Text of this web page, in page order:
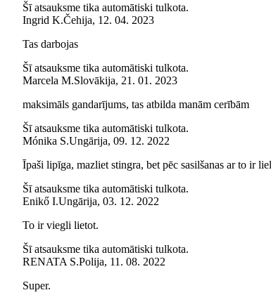
Šī atsauksme tika automātiski tulkota.
Ingrid K.Čehija, 12. 04. 2023
Tas darbojas
Šī atsauksme tika automātiski tulkota.
Marcela M.Slovākija, 21. 01. 2023
maksimāls gandarījums, tas atbilda manām cerībām
Šī atsauksme tika automātiski tulkota.
Mónika S.Ungārija, 09. 12. 2022
Īpaši lipīga, mazliet stingra, bet pēc sasilšanas ar to ir
Šī atsauksme tika automātiski tulkota.
Enikő I.Ungārija, 03. 12. 2022
To ir viegli lietot.
Šī atsauksme tika automātiski tulkota.
RENATA S.Polija, 11. 08. 2022
Super.